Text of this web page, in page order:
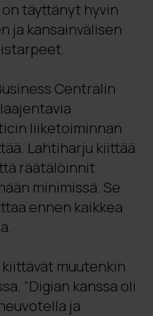
täyttänyt hyvin
ja kansainvälisen
Centralin
liiketoiminnan
Lahtiharju kiittää
räätälöinnit
minimissä. Se
ennen kaikkea
muutenkin
”Digian kanssa oli
ja